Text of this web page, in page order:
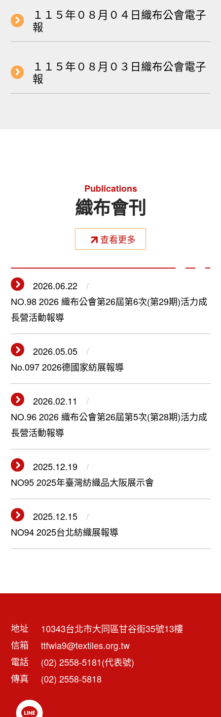
１１５年０８月０４日織布公會電子
報
１１５年０８月０３日織布公會電子
報
Publications
織布會刊
查看更多
2026.06.22
NO.98 2026 織布公會第26屆第6次(第29期)活力成
長營活動報導
2026.05.05
No.097 2026德國家紡展報導
2026.02.11
NO.96 2026 織布公會第26屆第5次(第28期)活力成
長營活動報導
2025.12.19
NO95 2025年臺灣紡織品大阪展示會
2025.12.15
NO94 2025台北紡織展報導
地址
10343台北市大同區甘谷街35號13樓
信箱
ttfwia9@textiles.org.tw
電話
(02) 2558-5181(代表號)
傳真
(02) 2558-5818